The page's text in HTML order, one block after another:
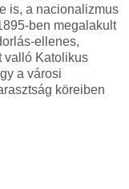
is, a nacionalizmus
ben megalakult
ellenes,
valló Katolikus
a városi
köreiben